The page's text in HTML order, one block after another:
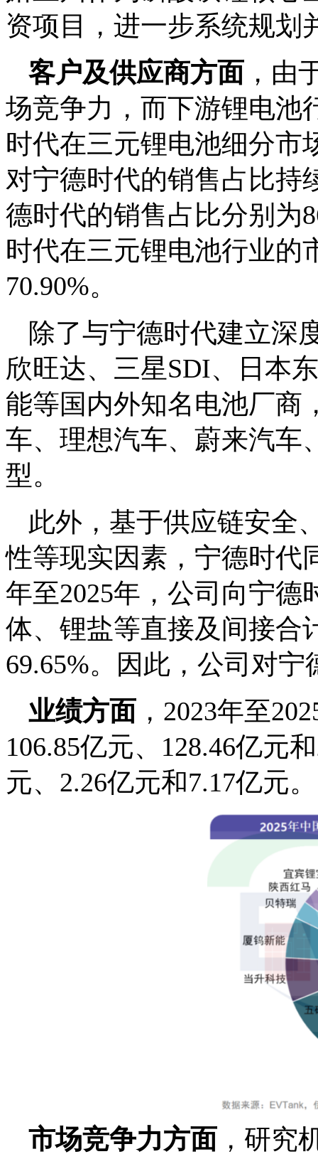
资项目，进一步系统规划
客户及供应商方面 ，由
场竞争力，而下游锂电池
时代在三元锂电池细分市
对宁德时代的销售占比持
德时代的销售占比分别为
时代在三元锂电池行业的
70.90%。
除了与宁德时代建立深
欣旺达、三星SDI、日本
能等国内外知名电池厂商
车、理想汽车、蔚来汽车
型。
此外，基于供应链安全
性等现实因素，宁德时代
年至2025年，公司向宁
体、锂盐等直接及间接合
69.65%。因此，公司对
业绩方面 ，2023年至
106.85亿元、128.46亿元
元、2.26亿元和7.17亿元。
市场竞争力方面 ，研究